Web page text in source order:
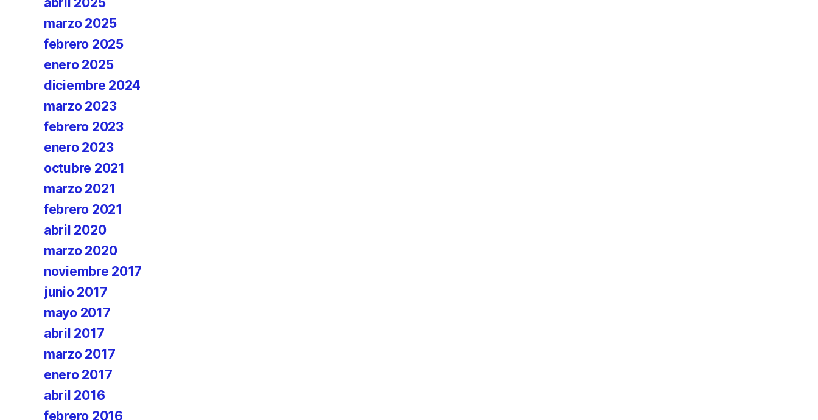
marzo 2025
febrero 2025
enero 2025
diciembre 2024
marzo 2023
febrero 2023
enero 2023
octubre 2021
marzo 2021
febrero 2021
abril 2020
marzo 2020
noviembre 2017
junio 2017
mayo 2017
abril 2017
marzo 2017
enero 2017
abril 2016
febrero 2016